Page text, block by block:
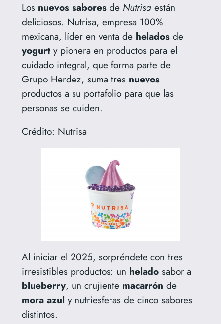
Los nuevos saboresde Nutrisaestán
deliciosos. Nutrisa, empresa 100%
mexicana, líder en venta de heladosde
yogurty pionera en productos para el
cuidado integral, que forma parte de
Grupo Herdez, suma tresnuevos
productos a su portafolio para que las
personas se cuiden.
Crédito: Nutrisa
Al iniciar el 2025, sorpréndete con tres
irresistibles productos: un heladosabor a
blueberry, un crujiente macarrón de
mora azul y nutriesferas de cinco sabores
distintos.